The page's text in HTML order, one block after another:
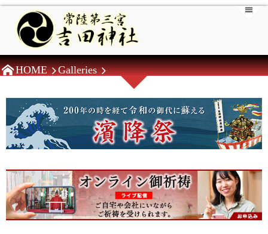
HOME Galleries